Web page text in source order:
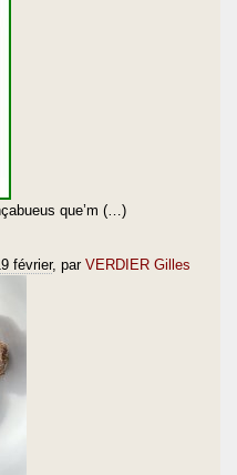
que’m (…)
février, par VERDIER Gilles